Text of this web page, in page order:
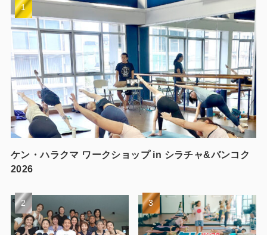
ケン・ハラクマ ワークショップ in シラチャ&バンコク
2026